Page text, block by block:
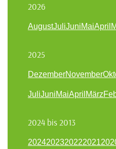
2026
AugustJuliJuniMaiApril
2025
DezemberNovember
JuliJuniMaiApril März
2024 bis 2013
2024202320222021